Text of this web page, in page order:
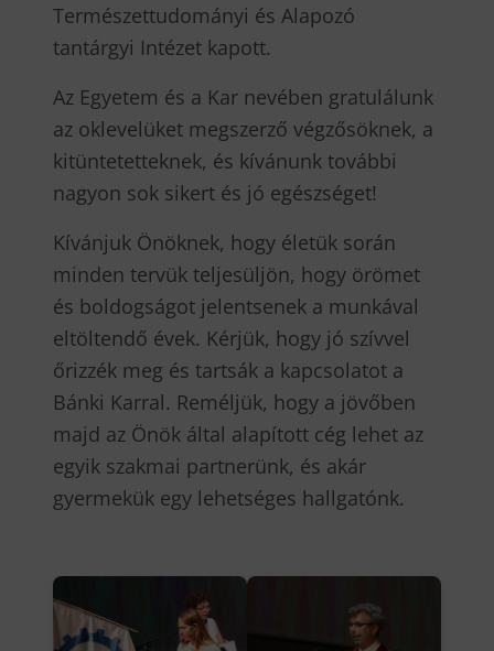
Természettudományi és Alapozó
tantárgyi Intézet kapott.
Az Egyetem és a Kar nevében gratulálunk
az oklevelüket megszerző végzősöknek, a
kitüntetetteknek, és kívánunk további
nagyon sok sikert és jó egészséget!
Kívánjuk Önöknek, hogy életük során
minden tervük teljesüljön, hogy örömet
és boldogságot jelentsenek a munkával
eltöltendő évek. Kérjük, hogy jó szívvel
őrizzék meg és tartsák a kapcsolatot a
Bánki Karral. Reméljük, hogy a jövőben
majd az Önök által alapított cég lehet az
egyik szakmai partnerünk, és akár
gyermekük egy lehetséges hallgatónk.